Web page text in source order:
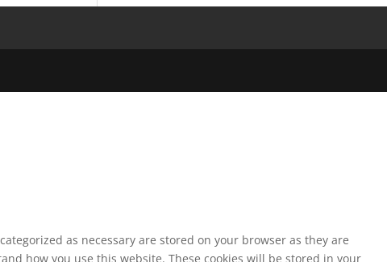
as necessary are stored on your browser as they are
how you use this website. These cookies will be stored in your